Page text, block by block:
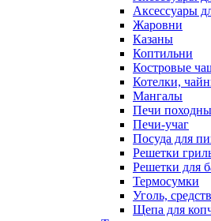
Аксессуары
Жаровни
Казаны
Коптильни
Костровые
Котелки,
Мангалы
Печи
Печи-учаг
Посуда для
Решетки
Решетки для
Термосумки
Уголь,
Щепа для